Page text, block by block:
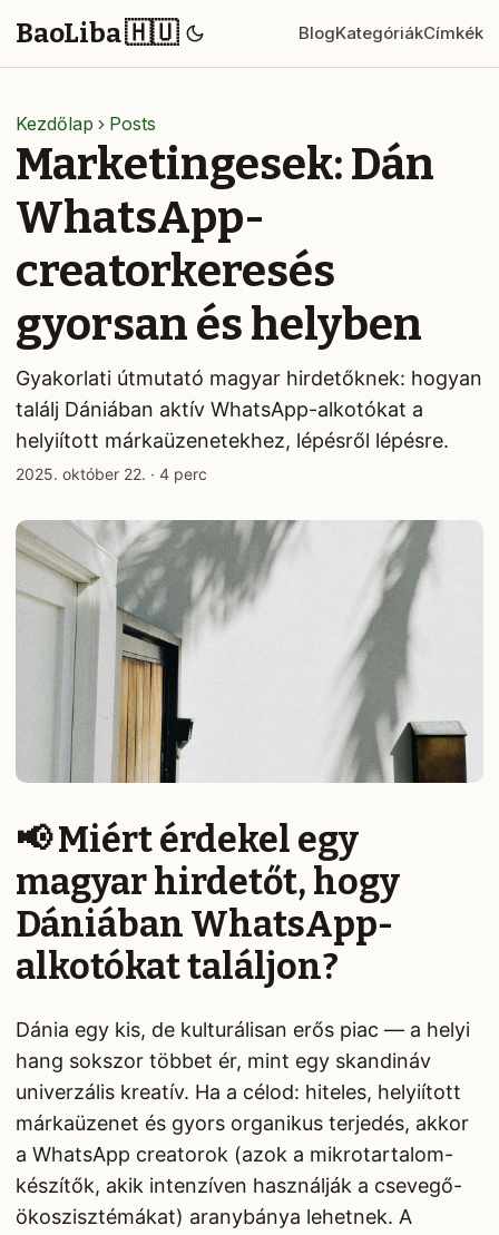
BaoLiba 🇭🇺 BlogKategóriákCímkék
Kezdőlap Posts
Marketingesek: Dán
WhatsApp-
creatorkeresés
gyorsan és helyben
Gyakorlati útmutató magyar hirdetőknek: hogyan
találj Dániában aktív WhatsApp-alkotókat a
helyiított márkaüzenetekhez, lépésről lépésre.
2025. október 22. · 4 perc
📢 Miért érdekel egy
magyar hirdetőt, hogy
Dániában WhatsApp-
alkotókat találjon?
Dánia egy kis, de kulturálisan erős piac — a helyi
hang sokszor többet ér, mint egy skandináv
univerzális kreatív. Ha a célod: hiteles, helyiított
márkaüzenet és gyors organikus terjedés, akkor
a WhatsApp creatorok (azok a mikrotartalom-
készítők, akik intenzíven használják a csevegő-
ökoszisztémákat) aranybánya lehetnek. A